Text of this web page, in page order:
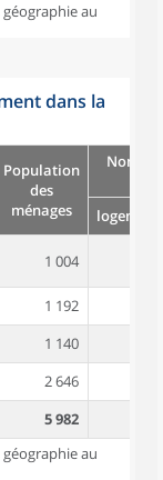
au
dans la
Population
des
ménages
logement
1 004
1 192
1 140
2 646
5 982
au